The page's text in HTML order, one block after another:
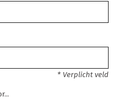
* Verplicht veld